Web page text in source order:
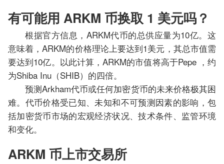
有可能用 ARKM 币换取 1 美元吗？
根据官方信息，ARKM代币的总供应量为10亿。这
意味着，ARKM的价格理论上要达到1美元，其总市值需
要达到10亿。以此计算，ARKM的市值将高于Pepe ，约
为Shiba Inu（SHIB）的四倍。
预测Arkham代币或任何加密货币的未来价格极其困
难。代币价格受已知、未知和不可预测因素的影响，包
括加密货币市场的宏观经济状况、技术条件、监管环境
和变化。
ARKM 币上市交易所